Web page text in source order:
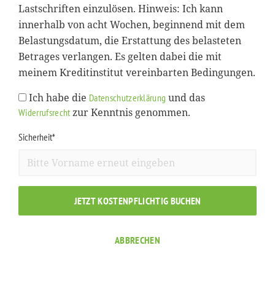
Lastschriften einzulösen. Hinweis: Ich kann
innerhalb von acht Wochen, beginnend mit dem
Belastungsdatum, die Erstattung des belasteten
Betrages verlangen. Es gelten dabei die mit
meinem Kreditinstitut vereinbarten Bedingungen.
Ich habe die Datenschutzerklärung und das
Widerrufsrechtzur Kenntnis genommen.
Sicherheit*
JETZT KOSTENPFLICHTIG BUCHEN
ABBRECHEN